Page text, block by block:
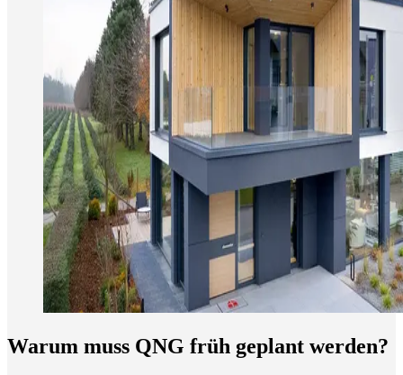
Warum muss QNG früh geplant werden?